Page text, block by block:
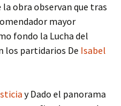
la obra observan que tras
mayor
fondo la Lucha del
los partidarios De Isabel
y Dado el panorama